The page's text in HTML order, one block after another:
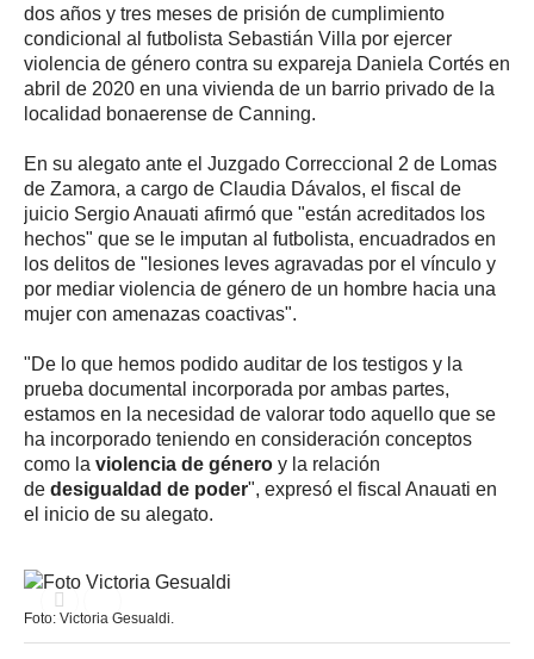
dos años y tres meses de prisión de cumplimiento
condicional al futbolista Sebastián Villa por ejercer
violencia de género contra su expareja Daniela Cortés en
abril de 2020 en una vivienda de un barrio privado de la
localidad bonaerense de Canning.
En su alegato ante el Juzgado Correccional 2 de Lomas
de Zamora, a cargo de Claudia Dávalos, el fiscal de
juicio Sergio Anauati afirmó que "están acreditados los
hechos" que se le imputan al futbolista, encuadrados en
los delitos de "lesiones leves agravadas por el vínculo y
por mediar violencia de género de un hombre hacia una
mujer con amenazas coactivas".
"De lo que hemos podido auditar de los testigos y la
prueba documental incorporada por ambas partes,
estamos en la necesidad de valorar todo aquello que se
ha incorporado teniendo en consideración conceptos
como la violencia de género y la relación
de desigualdad de poder", expresó el fiscal Anauati en
el inicio de su alegato.
Foto: Victoria Gesualdi.